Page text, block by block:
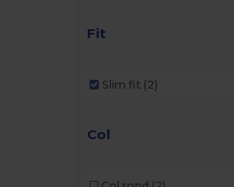
Fit
Slim fit (2)
Col